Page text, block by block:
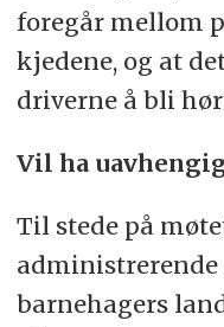
foregår mellom
kjedene, og at
driverne å bli
Vil ha
Til stede på
administrerende
barnehagers